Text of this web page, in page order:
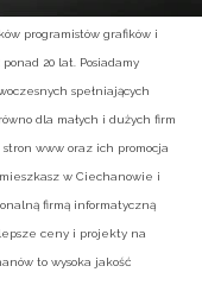
programistów grafików i
20 lat. Posiadamy
spełniających
dla małych i dużych firm
www oraz ich promocja
w Ciechanowie i
firmą informatyczną
ceny i projekty na
to wysoka jakość